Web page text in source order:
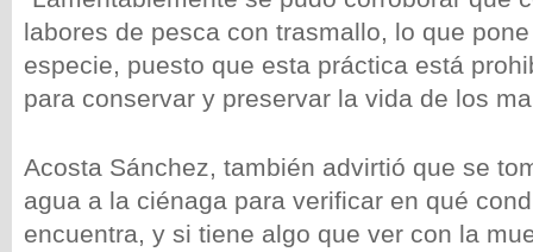
labores de pesca con trasmallo, lo que
especie, puesto que esta práctica está
para conservar y preservar la vida de los
Acosta Sánchez, también advirtió que se
agua a la ciénaga para verificar en qué
encuentra, y si tiene algo que ver con la
wp-